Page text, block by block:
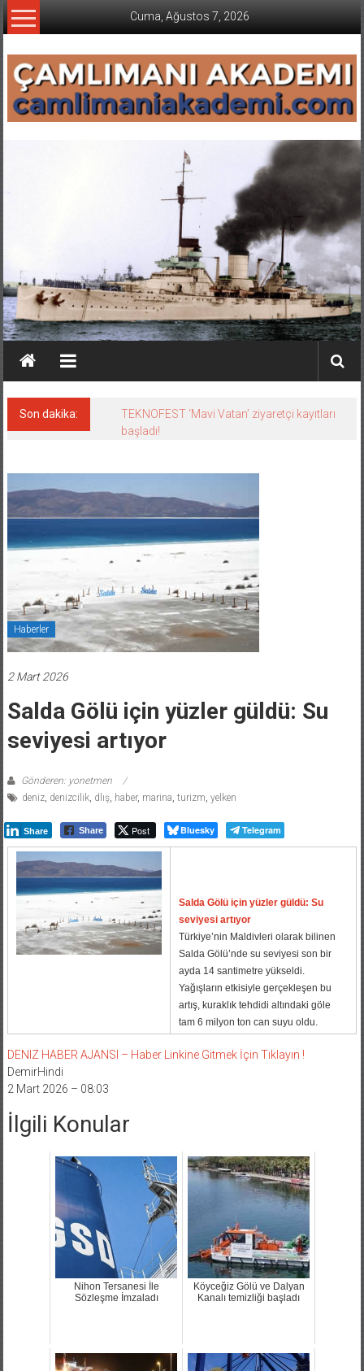
İçeriğe
geç
Cuma, Ağustos 7, 2026
Son dakika:
TEKNOFEST ‘Mavi Vatan’ ziyaretçi kayıtları
başladı!
Haberler
2 Mart 2026
Salda Gölü için yüzler güldü: Su
seviyesi artıyor
Gönderen: yonetmen
deniz, denizcilik, dlış, haber, marina, turizm, yelken
Share Share Post Bluesky Telegram
Salda Gölü için yüzler güldü: Su
seviyesi artıyor
Türkiye’nin Maldivleri olarak bilinen
Salda Gölü’nde su seviyesi son bir
ayda 14 santimetre yükseldi.
Yağışların etkisiyle gerçekleşen bu
artış, kuraklık tehdidi altındaki göle
tam 6 milyon ton can suyu oldu.
DENIZ HABER AJANSI – Haber Linkine Gitmek İçin Tıklayın !
DemirHindi
2 Mart 2026 – 08:03
İlgili Konular
Nihon Tersanesi İle
Sözleşme İmzaladı
Köyceğiz Gölü ve Dalyan
Kanalı temizliği başladı